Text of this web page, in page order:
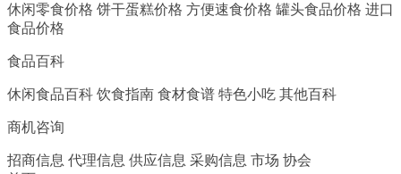
休闲零食价格 饼干蛋糕价格 方便速食价格 罐头食品价格 进口
食品价格
食品百科
休闲食品百科 饮食指南 食材食谱 特色小吃 其他百科
商机咨询
招商信息 代理信息 供应信息 采购信息 市场 协会